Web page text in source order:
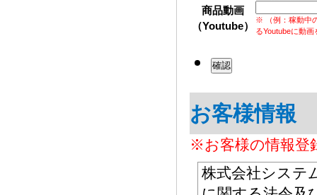
商品動画
（Youtube）
※ （例：稼動中
るYoutubeに動
お客様情報
※お客様の情報登
株式会社システ